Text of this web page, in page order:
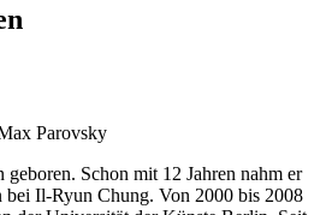
Parovsky
Schon mit 12 Jahren nahm er
Il-Ryun Chung. Von 2000 bis 2008